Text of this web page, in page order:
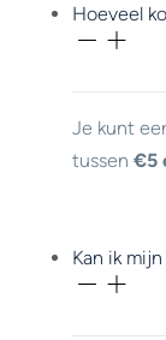
Hoeveel
Je kunt
tussen €5
Kan ik